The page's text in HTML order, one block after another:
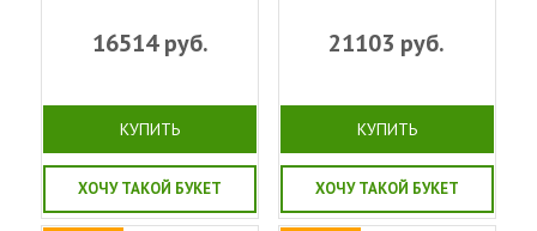
16514руб.
КУПИТЬ
ХОЧУ ТАКОЙ БУКЕТ
21103 руб.
КУПИТЬ
ХОЧУ ТАКОЙ БУКЕТ